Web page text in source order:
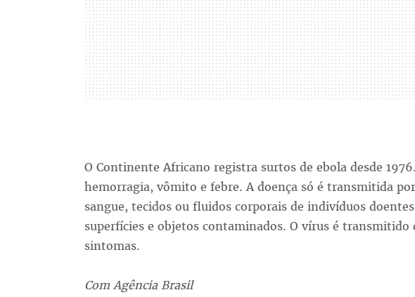
O Continente Africano registra surtos de ebola desde
hemorragia, vômito e febre. A doença só é transmitida
sangue, tecidos ou fluidos corporais de indivíduos
superfícies e objetos contaminados. O vírus é transmitido
sintomas.
Com Agência Brasil